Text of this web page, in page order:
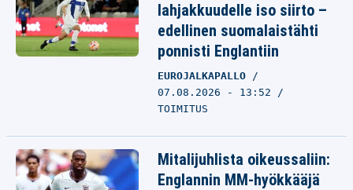
lahjakkuudelle iso siirto –
edellinen suomalaistähti
ponnisti Englantiin
EUROJALKAPALLO
07.08.2026 - 13:52
TOIMITUS
Mitalijuhlista oikeussaliin:
Englannin MM-hyökkääjä